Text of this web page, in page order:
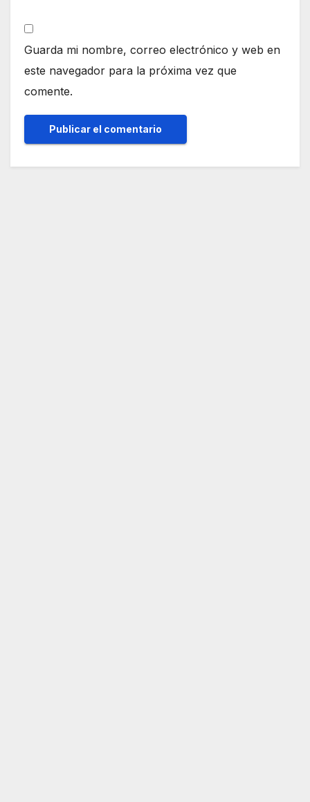
Guarda mi nombre, correo electrónico y web en
este navegador para la próxima vez que
comente.